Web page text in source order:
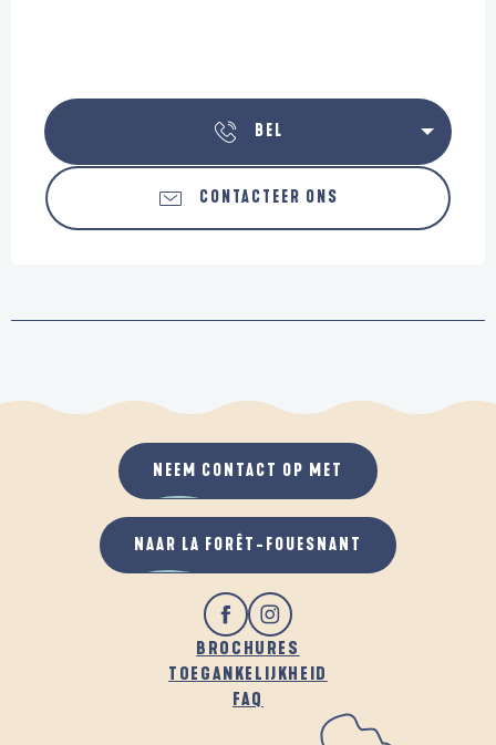
BEL
CONTACTEER ONS
BROCHURES
TOEGANKELIJKHEID
FAQ
NEEM CONTACT OP MET
NAAR LA FORÊT-FOUESNANT